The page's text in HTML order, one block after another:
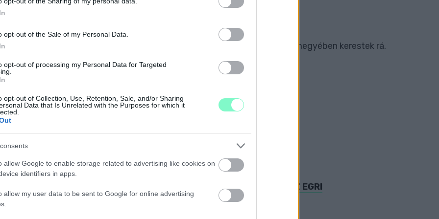
opt-out of the Sale of my Personal Data.
opt-out of processing my Personal Data for Targeted
opt-out of Collection, Use, Retention, Sale, and/or Sharing
Data that Is Unrelated with the Purposes for which it
allow Google to enable storage related to advertising like cookies on
identifiers in apps.
allow my user data to be sent to Google for online advertising
a legtöbben Pest, a tűzifára Zala, a szénre pedig Komárom-Esztergom megyében kerestek rá.
ÁRAKAT ÁLLAPÍTOTTAK MEG A LAKOSSÁGNAK
részletei!
BIZTOSAN NEM FOGJÁK TUDNI KIFIZETNI EZT A REZSIT
rezsicsökkentés megnyirbálása ellen.
– LEGALÁBB KÉTSZÁZ EMBER GYŰLHETETT ÖSSZE AZ EGRI